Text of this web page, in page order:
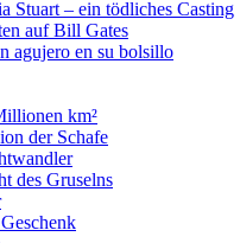
Stuart – ein tödliches Casting
auf Bill Gates
agujero en su bolsillo
km²
der Schafe
des Gruselns